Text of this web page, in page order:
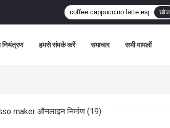
खोज
नियंत्रण हमसे संपर्क करें समाचार सभी मामलों
maker ऑनलाइन निर्माण (19)